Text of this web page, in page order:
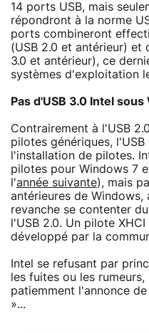
14 ports USB, mais
répondront à la norme
ports combineront
(USB 2.0 et antérieur) et
3.0 et antérieur), ce
systèmes d'exploitation
Pas d'USB 3.0 Intel
Contrairement à l'USB
pilotes génériques,
l'installation de pilotes.
pilotes pour Windows 7
l'année suivante), mais
antérieures de Windows,
revanche se contenter
l'USB 2.0. Un pilote
développé par la
Intel se refusant par
les fuites ou les
patiemment l'annonce
»...